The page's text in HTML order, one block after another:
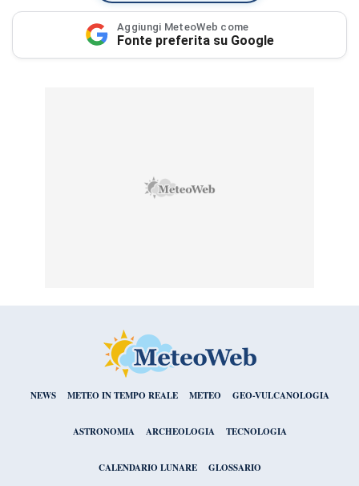
Aggiungi MeteoWeb come
Fonte preferita su Google
NEWS METEO IN TEMPO REALE METEO GEO-VULCANOLOGIA
ASTRONOMIA ARCHEOLOGIA TECNOLOGIA
CALENDARIO LUNARE GLOSSARIO